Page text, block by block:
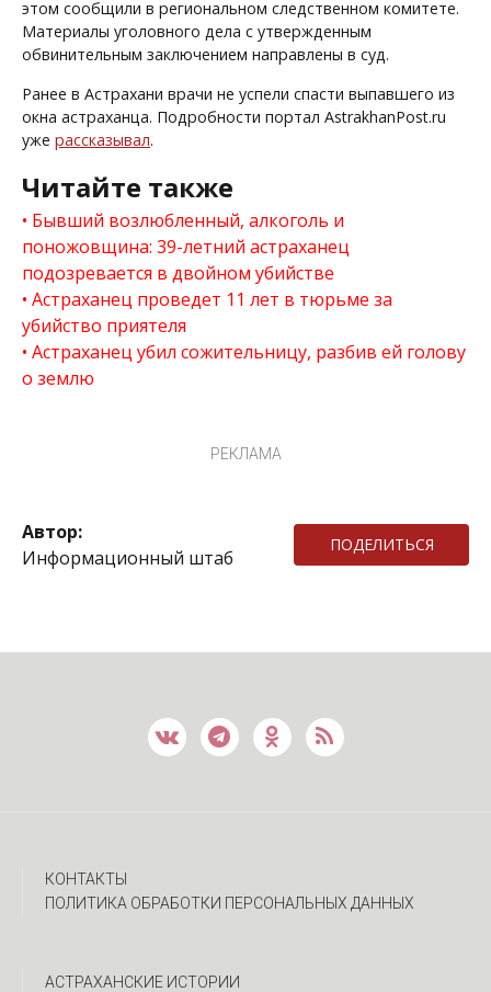
этом сообщили в региональном следственном комитете.
Материалы уголовного дела с утвержденным
обвинительным заключением направлены в суд.
Ранее в Астрахани врачи не успели спасти выпавшего из
окна астраханца. Подробности портал AstrakhanPost.ru
уже рассказывал.
Читайте также
Бывший возлюбленный, алкоголь и
поножовщина: 39-летний астраханец
подозревается в двойном убийстве
Астраханец проведет 11 лет в тюрьме за
убийство приятеля
Астраханец убил сожительницу, разбив ей голову
о землю
РЕКЛАМА
Автор:
Информационный штаб
ПОДЕЛИТЬСЯ
КОНТАКТЫ
ПОЛИТИКА ОБРАБОТКИ ПЕРСОНАЛЬНЫХ ДАННЫХ
АСТРАХАНСКИЕ ИСТОРИИ